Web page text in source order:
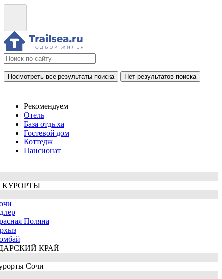
Посмотреть все результаты поиска Нет результатов поиска
Рекомендуем
Отель
База отдыха
Гостевой дом
Коттедж
Пансионат
КУРОРТЫ
Поляна
КРАЙ
Сочи